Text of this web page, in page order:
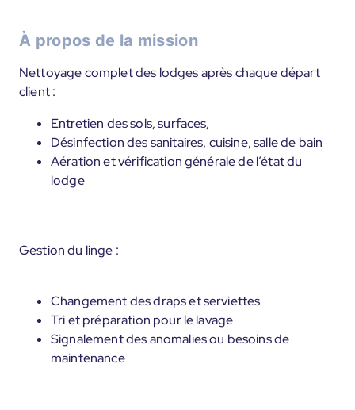
À propos de la mission
Nettoyage complet des lodges après chaque départ
client :
Entretien des sols, surfaces,
Désinfection des sanitaires, cuisine, salle de bain
Aération et vérification générale de l’état du
lodge
Gestion du linge :
Changement des draps et serviettes
Tri et préparation pour le lavage
Signalement des anomalies ou besoins de
maintenance